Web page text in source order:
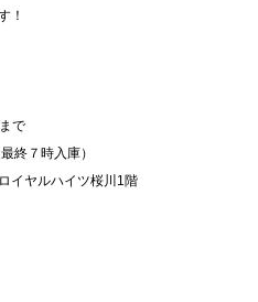
！
で
終７時入庫）
イヤルハイツ桜川1階